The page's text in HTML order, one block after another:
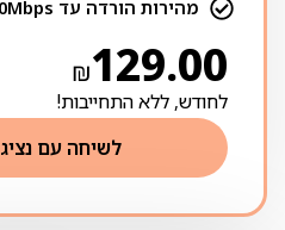
מהירות הורדה עד 1000Mbps
₪129.00
לחודש, ללא התחייבות!
לשיחה עם נציג